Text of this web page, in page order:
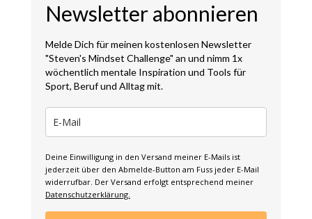
Newsletter abonnieren
Melde Dich für meinen kostenlosen Newsletter
"Steven's Mindset Challenge" an und nimm 1x
wöchentlich mentale Inspiration und Tools für
Sport, Beruf und Alltag mit.
Deine Einwilligung in den Versand meiner E-Mails ist
jederzeit über den Abmelde-Button am Fuss jeder E-Mail
widerrufbar. Der Versand erfolgt entsprechend meiner
Datenschutzerklärung.